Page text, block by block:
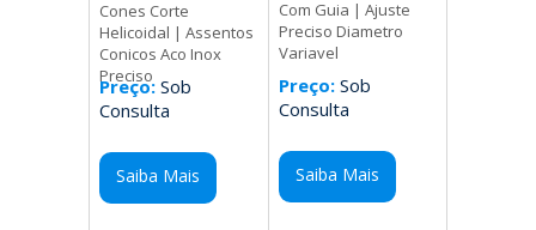
Cones Corte
Helicoidal | Assentos
Conicos Aco Inox
Preciso
Preço: Sob
Consulta
Saiba Mais
Com Guia | Ajuste
Preciso Diametro
Variavel
Preço:Sob
Consulta
Saiba Mais